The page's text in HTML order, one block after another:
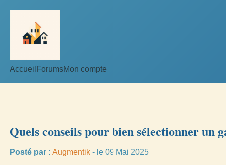
Accueil ForumsMon compte
Quels conseils pour bien sélectionner un
Posté par : Augmentik - le 09 Mai 2025